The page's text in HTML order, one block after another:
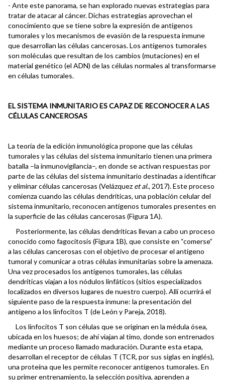
- Ante este panorama, se han explorado nuevas estrategias para
tratar de atacar al cáncer. Dichas estrategias aprovechan el
conocimiento que se tiene sobre la expresión de antígenos
tumorales y los mecanismos de evasión de la respuesta inmune
que desarrollan las células cancerosas. Los antígenos tumorales
son moléculas que resultan de los cambios (mutaciones) en el
material genético (el ADN) de las células normales al transformarse
en células tumorales.
EL SISTEMA INMUNITARIO ES CAPAZ DE RECONOCER A LAS
CÉLULAS CANCEROSAS
La teoría de la edición inmunológica propone que las células
tumorales y las células del sistema inmunitario tienen una primera
batalla –la inmunovigilancia–, en donde se activan respuestas por
parte de las células del sistema inmunitario destinadas a identificar
y eliminar células cancerosas (Velázquez et al., 2017). Este proceso
comienza cuando las células dendríticas, una población celular del
sistema inmunitario, reconocen antígenos tumorales presentes en
la superficie de las células cancerosas (Figura 1A).
Posteriormente, las células dendríticas llevan a cabo un proceso
conocido como fagocitosis (Figura 1B), que consiste en “comerse”
a las células cancerosas con el objetivo de procesar el antígeno
tumoral y comunicar a otras células inmunitarias sobre la amenaza.
Una vez procesados los antígenos tumorales, las células
dendríticas viajan a los nódulos linfáticos (sitios especializados
localizados en diversos lugares de nuestro cuerpo). Allí ocurrirá el
siguiente paso de la respuesta inmune: la presentación del
antígeno a los linfocitos T (de León y Pareja, 2018).
Los linfocitos T son células que se originan en la médula ósea,
ubicada en los huesos; de ahí viajan al timo, donde son entrenados
mediante un proceso llamado maduración. Durante esta etapa,
desarrollan el receptor de células T (TCR, por sus siglas en inglés),
una proteína que les permite reconocer antígenos tumorales. En
su primer entrenamiento, la selección positiva, aprenden a